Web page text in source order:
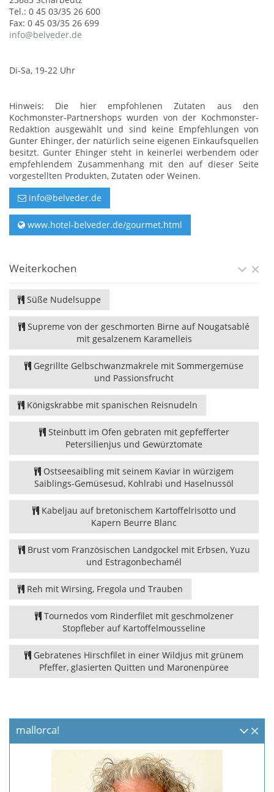
Tel.: 0 45 03/35 26 600
Fax: 0 45 03/35 26 699
info@belveder.de
Di-Sa, 19-22 Uhr
Hinweis: Die hier empfohlenen Zutaten aus den
Kochmonster-Partnershops wurden von der Kochmonster-
Redaktion ausgewählt und sind keine Empfehlungen von
Gunter Ehinger, der natürlich seine eigenen Einkaufsquellen
besitzt. Gunter Ehinger steht in keinerlei werbendem oder
empfehlendem Zusammenhang mit den auf dieser Seite
vorgestellten Produkten, Zutaten oder Weinen.
info@belveder.de
www.hotel-belveder.de/gourmet.html
Weiterkochen
Süße Nudelsuppe
Supreme von der geschmorten Birne auf Nougatsablé
mit gesalzenem Karamelleis
Gegrillte Gelbschwanzmakrele mit Sommergemüse
und Passionsfrucht
Königskrabbe mit spanischen Reisnudeln
Steinbutt im Ofen gebraten mit gepfefferter
Petersilienjus und Gewürztomate
Ostseesaibling mit seinem Kaviar in würzigem
Saiblings-Gemüsesud, Kohlrabi und Haselnussöl
Kabeljau auf bretonischem Kartoffelrisotto und
Kapern Beurre Blanc
Brust vom Französischen Landgockel mit Erbsen, Yuzu
und Estragonbechamél
Reh mit Wirsing, Fregola und Trauben
Tournedos vom Rinderfilet mit geschmolzener
Stopfleber auf Kartoffelmousseline
Gebratenes Hirschfilet in einer Wildjus mit grünem
Pfeffer, glasierten Quitten und Maronenpüree
mallorca!